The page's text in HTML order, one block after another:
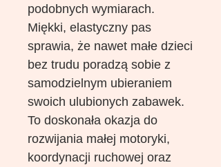
podobnych wymiarach.
Miękki, elastyczny pas
sprawia, że nawet małe dzieci
bez trudu poradzą sobie z
samodzielnym ubieraniem
swoich ulubionych zabawek.
To doskonała okazja do
rozwijania małej motoryki,
koordynacji ruchowej oraz